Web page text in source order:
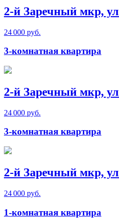
2-й Заречный мкр,
24 000 руб.
3-комнатная квартира
2-й Заречный мкр,
24 000 руб.
3-комнатная квартира
2-й Заречный мкр,
24 000 руб.
1-комнатная квартира